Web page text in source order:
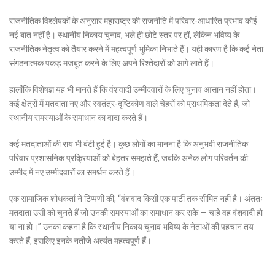
राजनीतिक विश्लेषकों के अनुसार महाराष्ट्र की राजनीति में परिवार-आधारित प्रभाव कोई
नई बात नहीं है। स्थानीय निकाय चुनाव, भले ही छोटे स्तर पर हों, लेकिन भविष्य के
राजनीतिक नेतृत्व को तैयार करने में महत्वपूर्ण भूमिका निभाते हैं। यही कारण है कि कई नेता
संगठनात्मक पकड़ मजबूत करने के लिए अपने रिश्तेदारों को आगे लाते हैं।
हालाँकि विशेषज्ञ यह भी मानते हैं कि वंशवादी उम्मीदवारों के लिए चुनाव आसान नहीं होता।
कई क्षेत्रों में मतदाता नए और स्वतंत्र-दृष्टिकोण वाले चेहरों को प्राथमिकता देते हैं, जो
स्थानीय समस्याओं के समाधान का वादा करते हैं।
कई मतदाताओं की राय भी बंटी हुई है। कुछ लोगों का मानना है कि अनुभवी राजनीतिक
परिवार प्रशासनिक प्रक्रियाओं को बेहतर समझते हैं, जबकि अनेक लोग परिवर्तन की
उम्मीद में नए उम्मीदवारों का समर्थन करते हैं।
एक सामाजिक शोधकर्ता ने टिप्पणी की, “वंशवाद किसी एक पार्टी तक सीमित नहीं है। अंततः
मतदाता उसी को चुनते हैं जो उनकी समस्याओं का समाधान कर सके — चाहे वह वंशवादी हो
या ना हो।” उनका कहना है कि स्थानीय निकाय चुनाव भविष्य के नेताओं की पहचान तय
करते हैं, इसलिए इनके नतीजे अत्यंत महत्वपूर्ण हैं।